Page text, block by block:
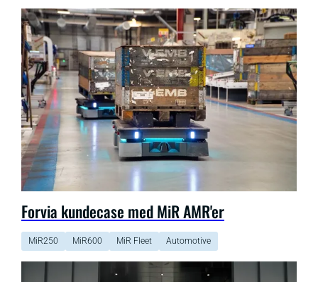
Forvia kundecase med MiR AMR'er
MiR250 MiR600 MiR Fleet Automotive